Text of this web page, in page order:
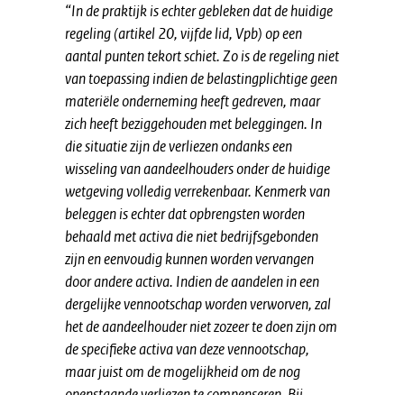
“In de praktijk is echter gebleken dat de huidige
regeling (artikel 20, vijfde lid, Vpb) op een
aantal punten tekort schiet. Zo is de regeling niet
van toepassing indien de belastingplichtige geen
materiële onderneming heeft gedreven, maar
zich heeft beziggehouden met beleggingen. In
die situatie zijn de verliezen ondanks een
wisseling van aandeelhouders onder de huidige
wetgeving volledig verrekenbaar. Kenmerk van
beleggen is echter dat opbrengsten worden
behaald met activa die niet bedrijfsgebonden
zijn en eenvoudig kunnen worden vervangen
door andere activa. Indien de aandelen in een
dergelijke vennootschap worden verworven, zal
het de aandeelhouder niet zozeer te doen zijn om
de specifieke activa van deze vennootschap,
maar juist om de mogelijkheid om de nog